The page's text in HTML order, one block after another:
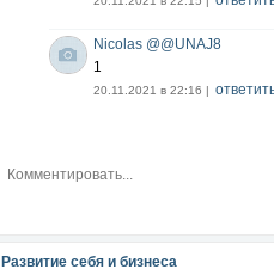
Nicolas @@UNAJ8
1
20.11.2021 в 22:16 |
Развитие себя и бизнеса